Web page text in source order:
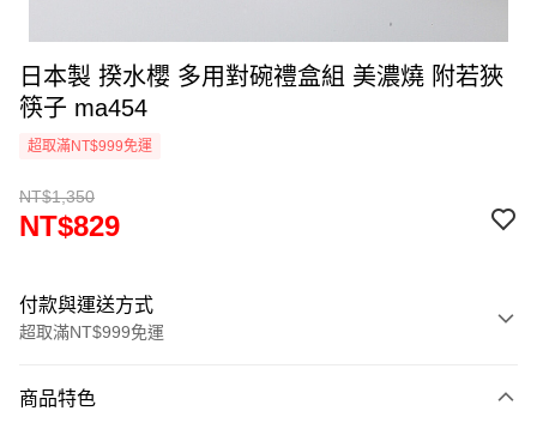
日本製 揆水櫻 多用對碗禮盒組 美濃燒 附若狹
筷子 ma454
超取滿NT$999免運
NT$1,350
NT$829
付款與運送方式
超取滿NT$999免運
信用卡一次付款
商品特色